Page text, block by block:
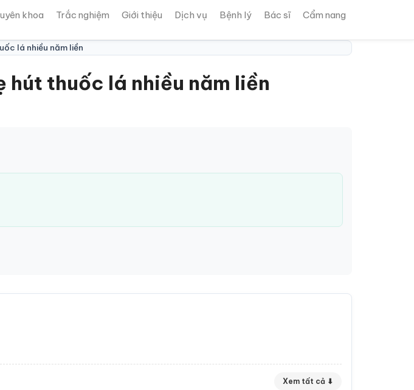
khoa Trắc nghiệm Giới thiệu Dịch vụ Bệnh lý Bác sĩ Cẩm nang
lá nhiều năm liền
thuốc lá nhiều năm liền
Xem tất cả ⬇